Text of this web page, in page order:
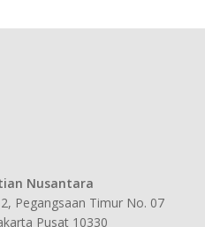
Nusantara
Pegangsaan Timur No. 07
Pusat 10330